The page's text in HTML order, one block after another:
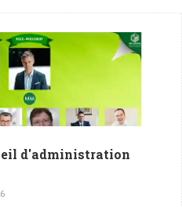
d'administration